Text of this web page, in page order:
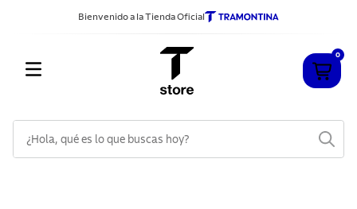
Bienvenido a la Tienda Oficial
0